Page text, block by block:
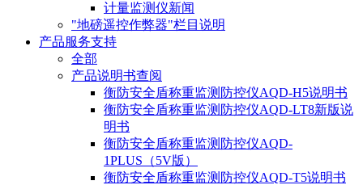
计量监测仪新闻
"地磅遥控作弊器"栏目说明
产品服务支持
全部
产品说明书查阅
衡防安全盾称重监测防控仪AQD-H5说明书
衡防安全盾称重监测防控仪AQD-LT8新版说
明书
衡防安全盾称重监测防控仪AQD-
1PLUS（5V版）
衡防安全盾称重监测防控仪AQD-T5说明书